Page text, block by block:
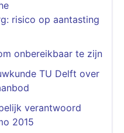
risico op aantasting
onbereikbaar te zijn
TU Delft over
verantwoord
2015